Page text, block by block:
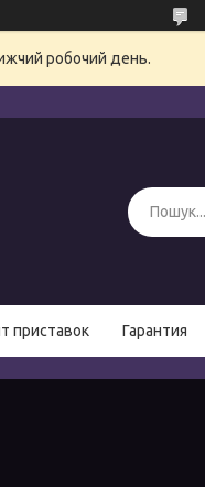
робочий день.
приставок Гарантия